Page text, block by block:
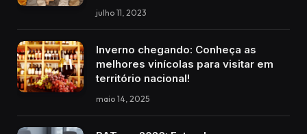
julho 11, 2023
Inverno chegando: Conheça as
melhores vinícolas para visitar em
território nacional!
maio 14, 2025